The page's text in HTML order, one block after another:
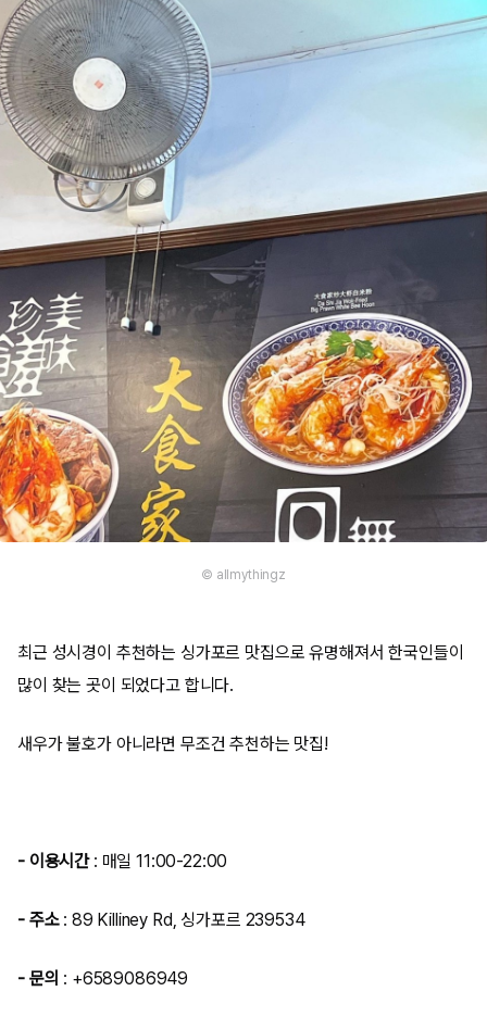
© allmythingz
최근 성시경이 추천하는 싱가포르 맛집으로 유명해져서 한국인들이
많이 찾는 곳이 되었다고 합니다.
새우가 불호가 아니라면 무조건 추천하는 맛집!
- 이용시간: 매일 11:00-22:00
- 주소: 89 Killiney Rd, 싱가포르 239534
- 문의 : +6589086949